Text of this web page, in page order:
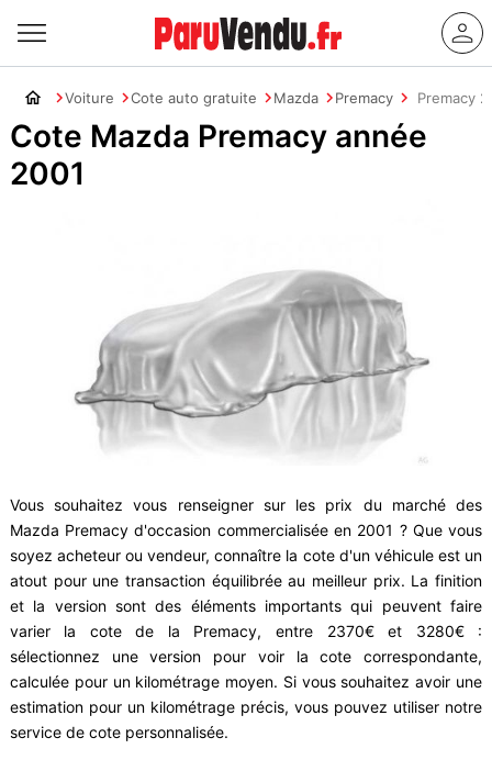
Voiture Cote auto gratuite Mazda Premacy Premacy
Cote Mazda Premacy année
2001
Vous souhaitez vous renseigner sur les prix du marché des
Mazda Premacy d'occasion commercialisée en 2001 ? Que vous
soyez acheteur ou vendeur, connaître la cote d'un véhicule est un
atout pour une transaction équilibrée au meilleur prix. La finition
et la version sont des éléments importants qui peuvent faire
varier la cote de la Premacy, entre 2370€ et 3280€ :
sélectionnez une version pour voir la cote correspondante,
calculée pour un kilométrage moyen. Si vous souhaitez avoir une
estimation pour un kilométrage précis, vous pouvez utiliser notre
service de cote personnalisée.